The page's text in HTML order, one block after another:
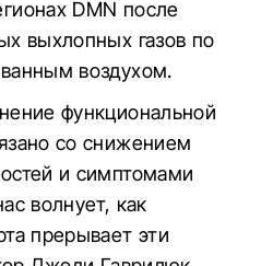
DMN после
выхлопных газов по
воздухом.
функциональной
со снижением
и симптомами
волнует, как
прерывает эти